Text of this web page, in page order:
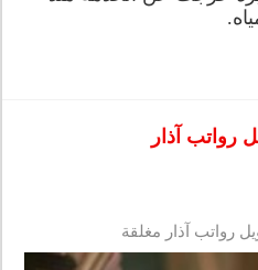
رواتب آذار
رواتب آذار مغلقة